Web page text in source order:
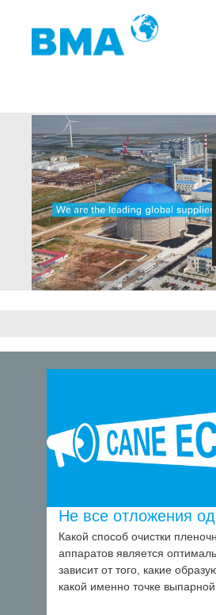
Не все отложения
Какой способ очистки
аппаратов является
зависит от того, какие
какой именно точке